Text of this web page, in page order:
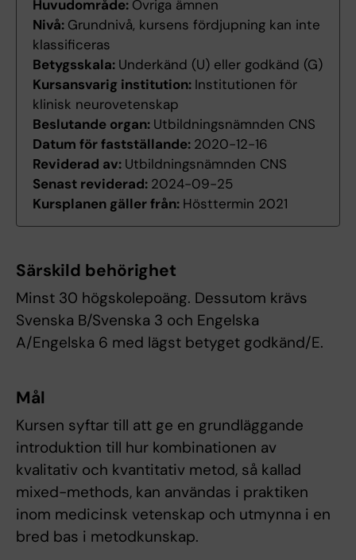
Huvudområde: Övriga ämnen
Nivå: Grundnivå, kursens fördjupning kan inte
klassificeras
Betygsskala: Underkänd (U) eller godkänd (G)
Kursansvarig institution: Institutionen för
klinisk neurovetenskap
Beslutande organ: Utbildningsnämnden CNS
Datum för fastställande: 2020-12-16
Reviderad av: Utbildningsnämnden CNS
Senast reviderad: 2024-09-25
Kursplanen gäller från: Hösttermin 2021
Särskild behörighet
Minst 30 högskolepoäng. Dessutom krävs
Svenska B/Svenska 3 och Engelska
A/Engelska 6 med lägst betyget godkänd/E.
Mål
Kursen syftar till att ge en grundläggande
introduktion till hur kombinationen av
kvalitativ och kvantitativ metod, så kallad
mixed-methods, kan användas i praktiken
inom medicinsk vetenskap och utmynna i en
bred bas i metodkunskap.